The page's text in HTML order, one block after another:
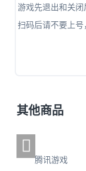
游戏先退出和关闭
扫码后请不要上号
其他商品
腾讯游戏